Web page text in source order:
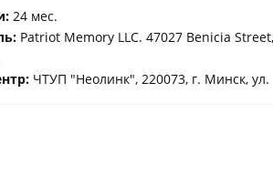
24 мес.
Patriot Memory LLC. 47027 Benicia
ЧТУП "Неолинк", 220073, г. Минск,